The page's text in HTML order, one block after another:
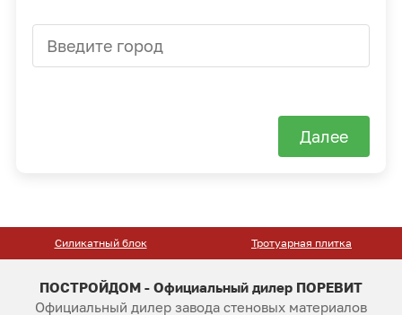
Далее
Силикатный блок Тротуарная плитка
ПОСТРОЙДОМ - Официальный дилер ПОРЕВИТ
Официальный дилер завода стеновых материалов